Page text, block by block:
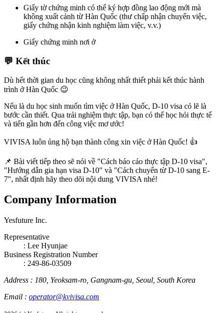
Giấy tờ chứng minh có thể ký hợp đồng lao động mới mà
không xuất cảnh từ Hàn Quốc (thư chấp nhận chuyển việc,
giấy chứng nhận kinh nghiệm làm việc, v.v.)
Giấy chứng minh nơi ở
💬 Kết thúc
Dù hết thời gian du học cũng không nhất thiết phải kết thúc hành
trình ở Hàn Quốc 😉
Nếu là du học sinh muốn tìm việc ở Hàn Quốc, D-10 visa có lẽ là
bước cần thiết. Qua trải nghiệm thực tập, bạn có thể học hỏi thực tế
và tiến gần hơn đến công việc mơ ước!
VIVISA luôn ủng hộ bạn thành công xin việc ở Hàn Quốc! 👍
📌 Bài viết tiếp theo sẽ nói về "Cách báo cáo thực tập D-10 visa",
"Hướng dẫn gia hạn visa D-10" và "Cách chuyển từ D-10 sang E-
7", nhất định hãy theo dõi nội dung VIVISA nhé!
Company Information
Yesfuture Inc.
Representative
: Lee Hyunjae
Business Registration Number
: 249-86-03509
Address : 180, Yeoksam-ro, Gangnam-gu, Seoul, South Korea
Email : operator@kvivisa.com